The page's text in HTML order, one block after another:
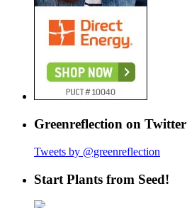
Greenreflection on Twitter
Tweets by @greenreflection
Start Plants from Seed!